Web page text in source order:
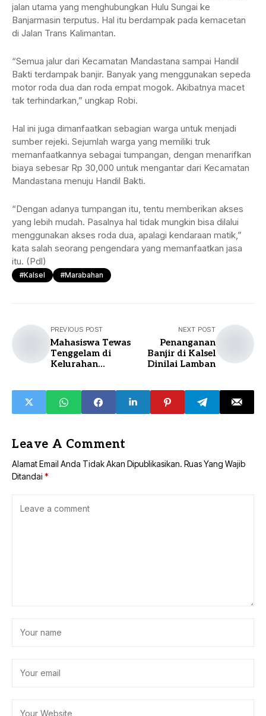
jalan utama yang menghubungkan Hulu Sungai ke
Banjarmasin terputus. Hal itu berdampak pada kemacetan
di Jalan Trans Kalimantan.
“Semua jalur dari Kecamatan Mandastana sampai Handil
Bakti terdampak banjir. Banyak yang menggunakan sepeda
motor roda dua dan roda empat mogok. Akibatnya macet
tak terhindarkan,” ungkap Robi.
Hal ini juga dimanfaatkan sebagian warga untuk menjadi
sumber rejeki. Sejumlah warga yang memiliki truk
memanfaatkannya sebagai tumpangan, dengan menarifkan
biaya sebesar Rp 30,000 untuk mengantar dari Kecamatan
Mandastana menuju Handil Bakti.
“Dengan adanya tumpangan itu, tentu memberikan akses
yang lebih mudah. Pasalnya hal tidak mungkin bisa dilalui
menggunakan akses roda dua, apalagi kendaraan matik,”
kata salah seorang pengendara yang memanfaatkan jasa
itu. (Pdl)
#Kalsel #marabahan
PREVIOUS POST
Mahasiswa Tewas
Tenggelam di
Kelurahan
NEXT POST
Penanganan
Banjir di Kalsel
Dinilai Lamban
Leave A Comment
Alamat Email Anda Tidak Akan Dipublikasikan. Ruas Yang Wajib
Ditandai *